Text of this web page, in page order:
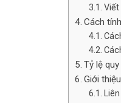
Viết
Cách
Tỷ lệ
Giới